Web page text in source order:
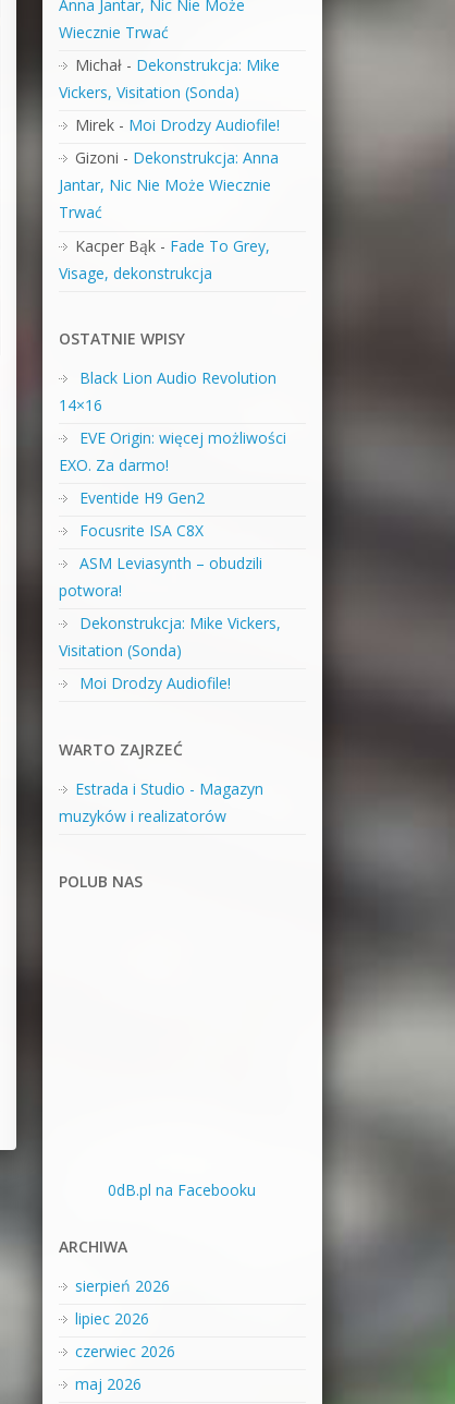
Anna Jantar, Nic Nie Może
Wiecznie Trwać
Michał- Dekonstrukcja: Mike
Vickers, Visitation (Sonda)
Mirek- Moi Drodzy Audiofile!
Gizoni - Dekonstrukcja: Anna
Jantar, Nic Nie Może Wiecznie
Trwać
Kacper Bąk- Fade To Grey,
Visage, dekonstrukcja
OSTATNIE WPISY
Black Lion Audio Revolution
14×16
EVE Origin: więcej możliwości
EXO. Za darmo!
Eventide H9 Gen2
Focusrite ISA C8X
ASM Leviasynth – obudzili
potwora!
Dekonstrukcja: Mike Vickers,
Visitation (Sonda)
Moi Drodzy Audiofile!
WARTO ZAJRZEĆ
Estrada i Studio - Magazyn
muzyków i realizatorów
POLUB NAS
0dB.pl na Facebooku
ARCHIWA
sierpień 2026
lipiec 2026
czerwiec 2026
maj 2026